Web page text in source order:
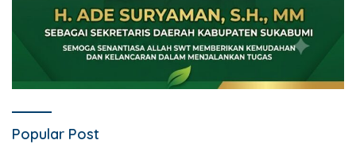
Popular Post